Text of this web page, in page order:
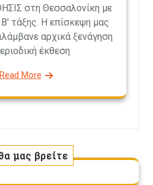
στη Θεσσαλονίκη με
τάξης. Η επίσκεψη μας
αρχικά ξενάγηση
έκθεση
Read More
μας βρείτε